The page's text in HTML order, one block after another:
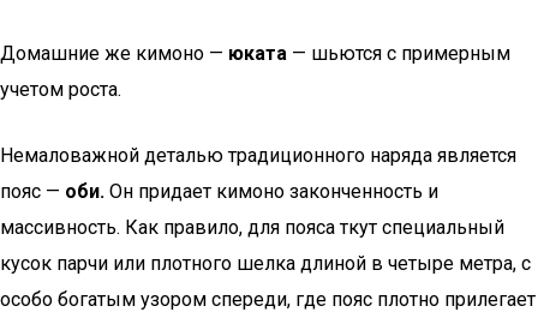
Домашние же кимоно — юката — шьются с примерным
учетом роста.
Немаловажной деталью традиционного наряда является
пояс — оби. Он придает кимоно законченность и
массивность. Как правило, для пояса ткут специальный
кусок парчи или плотного шелка длиной в четыре метра, с
особо богатым узором спереди, где пояс плотно прилегает